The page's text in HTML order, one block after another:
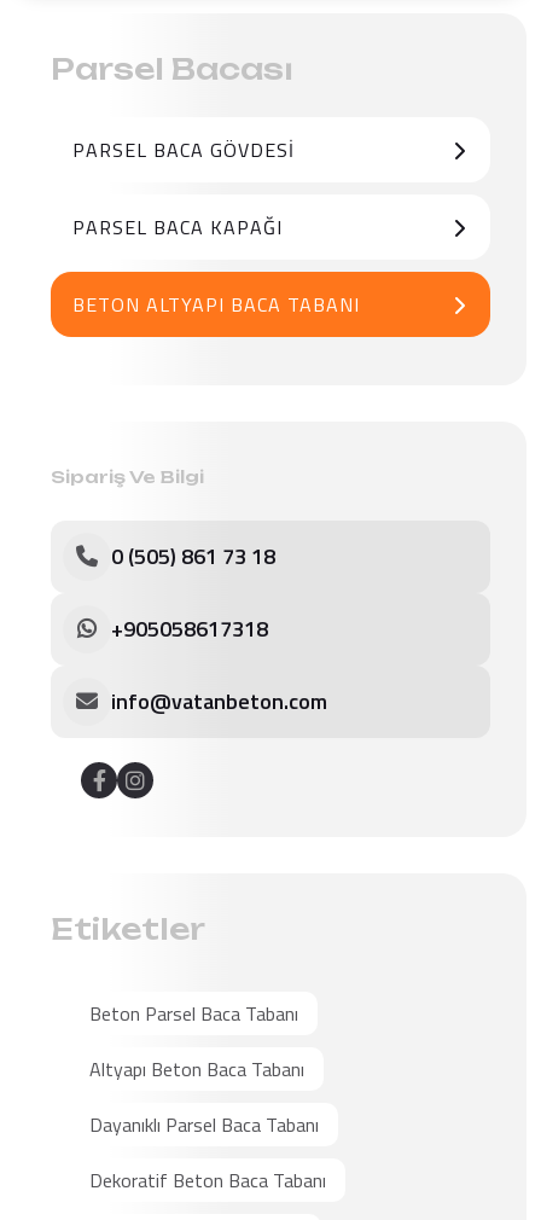
Parsel Bacası
PARSEL BACA GÖVDESI
PARSEL BACA KAPAĞI
BETON ALTYAPI BACA TABANI
Sipariş Ve Bilgi
0 (505) 861 73 18
+905058617318
info@vatanbeton.com
Etiketler
Beton Parsel Baca Tabanı
Altyapı Beton Baca Tabanı
Dayanıklı Parsel Baca Tabanı
Dekoratif Beton Baca Tabanı